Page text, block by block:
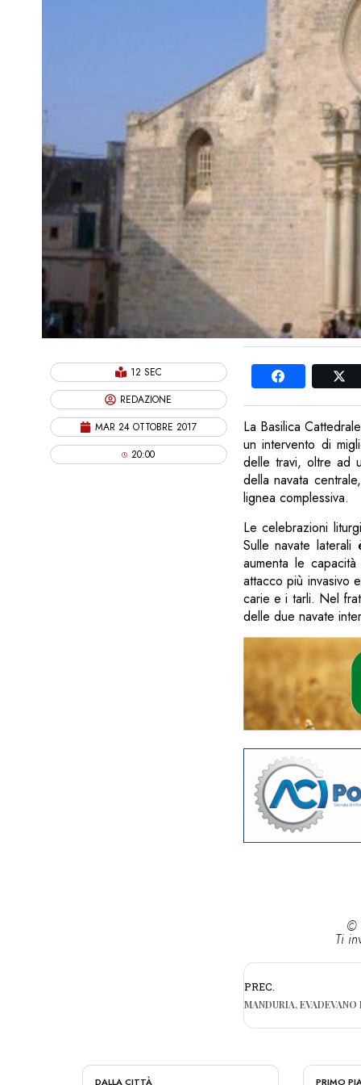
12 SEC
REDAZIONE
MAR 24 OTTOBRE 2017
20:00
La Basilica
un intervento di
delle travi, oltre ad
della navata
lignea complessiva.
Le celebrazioni
Sulle navate
aumenta le
attacco più invasivo
carie e i tarli. Nel
delle due navate
©
Ti
PREC.
DALLA CITTÀ PRIMO